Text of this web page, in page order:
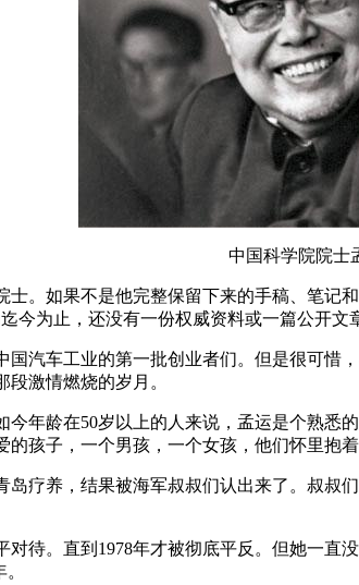
中国科学院院士
。如果不是他完整保留下来的手稿、笔
今为止，还没有一份权威资料或一篇公开文
汽车工业的第一批创业者们。但是很可惜
段激情燃烧的岁月。
年龄在50岁以上的人来说，孟运是个熟悉
孩子，一个男孩，一个女孩，他们怀里抱
岛疗养，结果被海军叔叔们认出来了。叔
待。直到1978年才被彻底平反。但她一